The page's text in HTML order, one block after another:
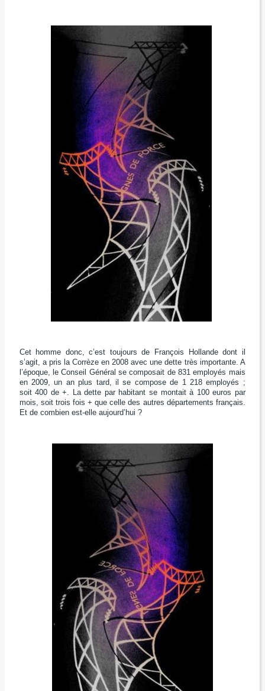
Cet homme donc, c’est toujours de François Hollandedont il
s’agit, a pris la Corrèze en 2008 avec une dette très importante. A
l’époque, le Conseil Général se composait de 831 employés mais
en 2009, un an plus tard, il se compose de 1 218 employés ;
soit 400 de+. La dette par habitant se montait à 100 euros par
mois, soit trois fois +que celle des autres départements français.
Et de combien est-elle aujourd’hui ?